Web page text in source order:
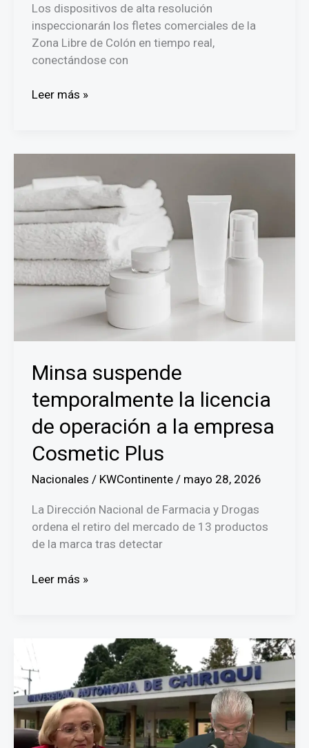
Los dispositivos de alta resolución
inspeccionarán los fletes comerciales de la
Zona Libre de Colón en tiempo real,
conectándose con
Instalan
de
escáneres
detectan
sustancias
ilícitas
Leer más »
Minsa suspende
temporalmente la licencia
de operación a la empresa
Cosmetic Plus
Nacionales / KWContinente / mayo 28, 2026
La Dirección Nacional de Farmacia y Drogas
ordena el retiro del mercado de 13 productos
de la marca tras detectar
Minsa
operación
a
empresa
Leer más »